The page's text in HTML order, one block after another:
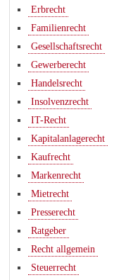
Erbrecht
Familienrecht
Gesellschaftsrecht
Gewerberecht
Handelsrecht
Insolvenzrecht
IT-Recht
Kapitalanlagerecht
Kaufrecht
Markenrecht
Mietrecht
Presserecht
Ratgeber
Recht allgemein
Steuerrecht